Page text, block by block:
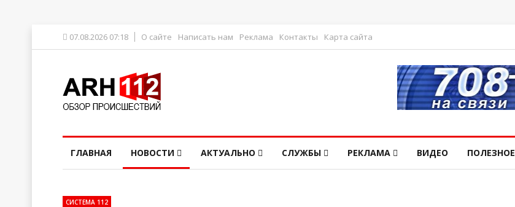
07.08.2026 07:18 О сайте Написать нам Реклама Контакты Карта сайта
ГЛАВНАЯ НОВОСТИ АКТУАЛЬНО СЛУЖБЫ РЕКЛАМА ВИДЕО ПОЛЕЗНОЕ
СИСТЕМА 112